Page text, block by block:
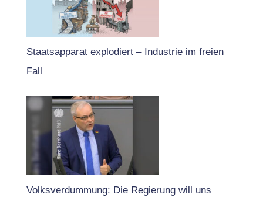
Staatsapparat explodiert – Industrie im freien
Fall
Volksverdummung: Die Regierung will uns